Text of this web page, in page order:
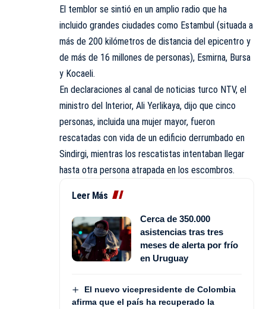
El temblor se sintió en un amplio radio que ha
incluido grandes ciudades como Estambul (situada a
más de 200 kilómetros de distancia del epicentro y
de más de 16 millones de personas), Esmirna, Bursa
y Kocaeli.
En declaraciones al canal de noticias turco NTV, el
ministro del Interior, Ali Yerlikaya, dijo que cinco
personas, incluida una mujer mayor, fueron
rescatadas con vida de un edificio derrumbado en
Sindirgi, mientras los rescatistas intentaban llegar
hasta otra persona atrapada en los escombros.
Leer Más
Cerca de 350.000
asistencias tras tres
meses de alerta por frío
en Uruguay
El nuevo vicepresidente de Colombia
afirma que el país ha recuperado la